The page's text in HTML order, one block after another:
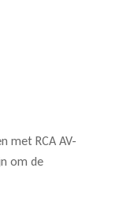
met RCA AV-
om de